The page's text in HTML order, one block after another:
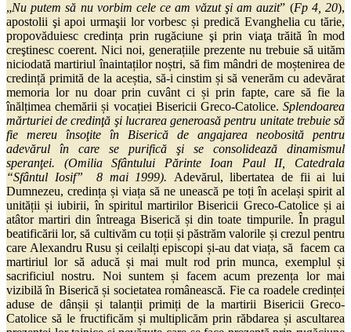
„Nu putem să nu vorbim cele ce am văzut şi am auzit” (Fp 4, 20),
apostolii şi apoi urmaşii lor vorbesc și predică Evanghelia cu tărie,
propovăduiesc credința prin rugăciune şi prin viaţa trăită în mod
creştinesc coerent. Nici noi, generațiile prezente nu trebuie să uităm
niciodată martiriul înaintaților noștri, să fim mândri de moștenirea de
credință primită de la aceștia, să-i cinstim și să venerăm cu adevărat
memoria lor nu doar prin cuvânt ci și prin fapte, care să fie la
înălțimea chemării și vocației Bisericii Greco-Catolice. Splendoarea
mărturiei de credinţă şi lucrarea generoasă pentru unitate trebuie să
fie mereu însoţite în Biserică de angajarea neobosită pentru
adevărul în care se purifică şi se consolidează dinamismul
speranţei. (Omilia Sfântului Părinte Ioan Paul II, Catedrala
“Sfântul Iosif” 8 mai 1999). Adevărul, libertatea de fii ai lui
Dumnezeu, credința și viața să ne unească pe toți în același spirit al
unității și iubirii, în spiritul martirilor Bisericii Greco-Catolice și ai
atâtor martiri din întreaga Biserică și din toate timpurile. În pragul
beatificării lor, să cultivăm cu toții și păstrăm valorile și crezul pentru
care Alexandru Rusu și ceilalți episcopi și-au dat viața, să facem ca
martiriul lor să aducă și mai mult rod prin munca, exemplul și
sacrificiul nostru. Noi suntem și facem acum prezența lor mai
vizibilă în Biserică și societatea românească. Fie ca roadele credinței
aduse de dânșii și talanții primiți de la martirii Bisericii Greco-
Catolice să le fructificăm și multiplicăm prin răbdarea și ascultarea